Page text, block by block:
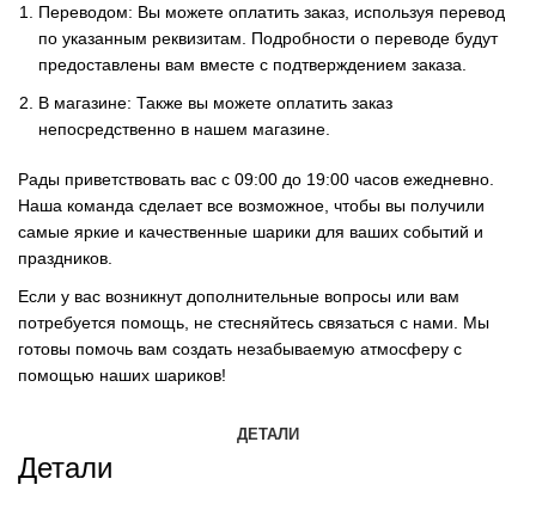
Переводом: Вы можете оплатить заказ, используя перевод
по указанным реквизитам. Подробности о переводе будут
предоставлены вам вместе с подтверждением заказа.
В магазине: Также вы можете оплатить заказ
непосредственно в нашем магазине.
Рады приветствовать вас с 09:00 до 19:00 часов ежедневно.
Наша команда сделает все возможное, чтобы вы получили
самые яркие и качественные шарики для ваших событий и
праздников.
Если у вас возникнут дополнительные вопросы или вам
потребуется помощь, не стесняйтесь связаться с нами. Мы
готовы помочь вам создать незабываемую атмосферу с
помощью наших шариков!
ДЕТАЛИ
Детали